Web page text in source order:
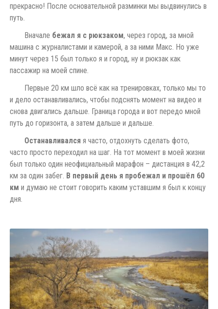
прекрасно! После основательной разминки мы выдвинулись в
путь.
Вначале бежал я с рюкзаком, через город, за мной
машина с журналистами и камерой, а за ними Макс. Но уже
минут через 15 был только я и город, ну и рюкзак как
пассажир на моей спине.
Первые 20 км шло всё как на тренировках, только мы то
и дело останавливались, чтобы подснять момент на видео и
снова двигались дальше. Граница города и вот передо мной
путь до горизонта, а затем дальше и дальше.
Останавливался я часто, отдохнуть сделать фото,
часто просто переходил на шаг. На тот момент в моей жизни
был только один неофициальный марафон – дистанция в 42,2
км за один забег. В первый день я пробежал и прошёл 60
км и думаю не стоит говорить каким уставшим я был к концу
дня.